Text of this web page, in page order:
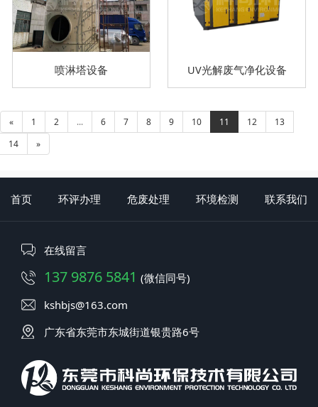
喷淋塔设备 UV光解废气净化设备
« 1 2 ... 6 7 8 9 10 11 12
13
14
»
首页 环评办理 危废处理 环境检测 联系我们
在线留言
137 9876 5841 (微信同号)
kshbjs@163.com
广东省东莞市东城街道银贵路6号